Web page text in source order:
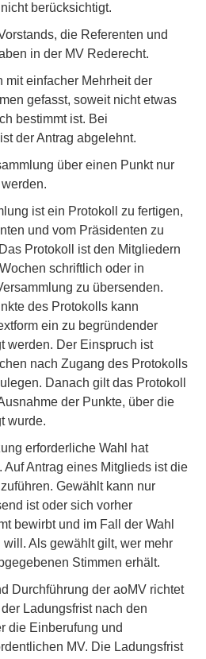
berücksichtigt.
die Referenten und
in der MV Rederecht.
mit einfacher Mehrheit der
gefasst, soweit nicht etwas
bestimmt ist. Bei
der Antrag abgelehnt.
über einen Punkt nur
ist ein Protokoll zu fertigen,
und vom Präsidenten zu
Protokoll ist den Mitgliedern
schriftlich oder in
zu übersenden.
des Protokolls kann
ein zu begründender
werden. Der Einspruch ist
nach Zugang des Protokolls
Danach gilt das Protokoll
der Punkte, über die
wurde.
erforderliche Wahl hat
Auf Antrag eines Mitglieds ist die
Gewählt kann nur
ist oder sich vorher
bewirbt und im Fall der Wahl
will. Als gewählt gilt, wer mehr
Stimmen erhält.
Durchführung der aoMV richtet
Ladungsfrist nach den
die Einberufung und
MV. Die Ladungsfrist